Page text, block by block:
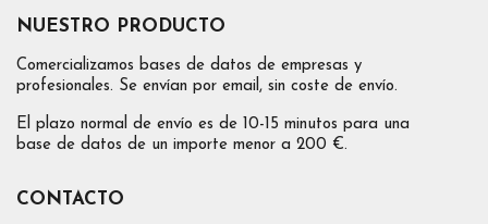
NUESTRO PRODUCTO
Comercializamos bases de datos de empresas y
profesionales. Se envían por email, sin coste de envío.
El plazo normal de envío es de 10-15 minutos para una
base de datos de un importe menor a 200 €.
CONTACTO